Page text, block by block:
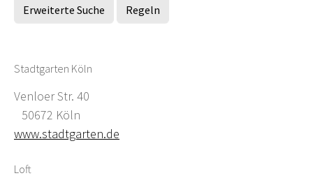
Erweiterte Suche Regeln
Stadtgarten Köln
Venloer Str. 40
50672 Köln
www.stadtgarten.de
Loft